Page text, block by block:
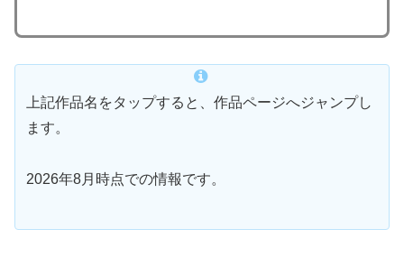
上記作品名をタップすると、作品ページへジャンプし
ます。
2026年8月時点での情報です。